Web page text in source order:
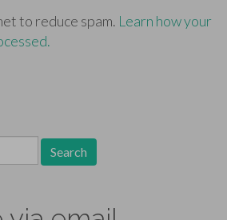
to reduce spam. Learn how your